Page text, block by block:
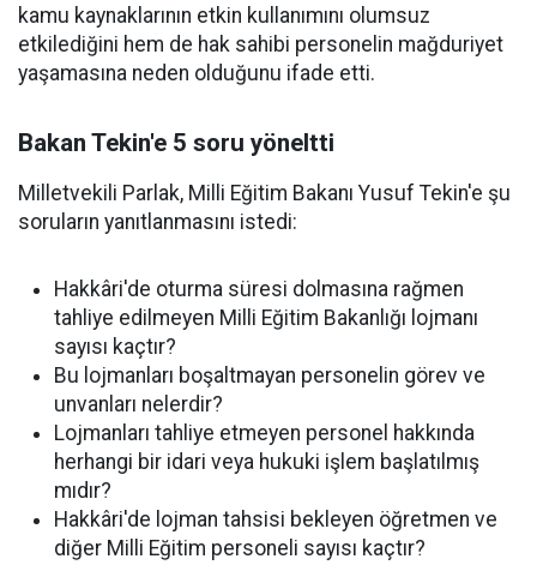
kamu kaynaklarının etkin kullanımını olumsuz
etkilediğini hem de hak sahibi personelin mağduriyet
yaşamasına neden olduğunu ifade etti.
Bakan Tekin'e 5 soru yöneltti
Milletvekili Parlak, Milli Eğitim Bakanı Yusuf Tekin'e şu
soruların yanıtlanmasını istedi:
Hakkâri'de oturma süresi dolmasına rağmen
tahliye edilmeyen Milli Eğitim Bakanlığı lojmanı
sayısı kaçtır?
Bu lojmanları boşaltmayan personelin görev ve
unvanları nelerdir?
Lojmanları tahliye etmeyen personel hakkında
herhangi bir idari veya hukuki işlem başlatılmış
mıdır?
Hakkâri'de lojman tahsisi bekleyen öğretmen ve
diğer Milli Eğitim personeli sayısı kaçtır?